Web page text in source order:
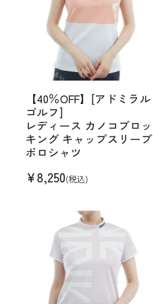
【40％OFF】[アドミラル
ゴルフ]
レディース カノコブロッ
キング キャップスリーブ
ポロシャツ
¥8,250(税込)